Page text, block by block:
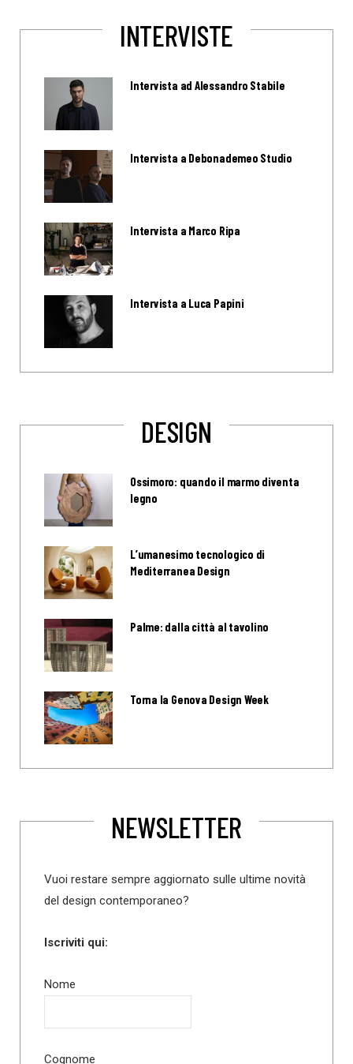
INTERVISTE
Intervista ad Alessandro Stabile
Intervista a Debonademeo Studio
Intervista a Marco Ripa
Intervista a Luca Papini
DESIGN
Ossimoro: quando il marmo diventa
legno
L’umanesimo tecnologico di
Mediterranea Design
Palme: dalla città al tavolino
Torna la Genova Design Week
NEWSLETTER
Vuoi restare sempre aggiornato sulle ultime novità
del design contemporaneo?
Iscriviti qui:
Nome
Cognome